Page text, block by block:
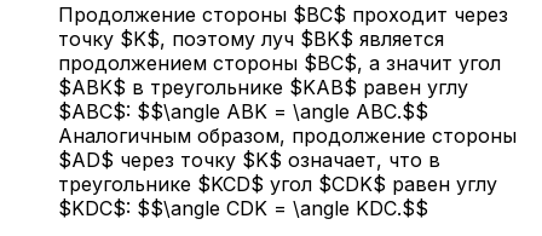
Продолжение стороны $BC$ проходит через
точку $K$, поэтому луч $BK$ является
продолжением стороны $BC$, а значит угол
$ABK$ в треугольнике $KAB$ равен углу
$ABC$: $$\angle ABK = \angle ABC.$$
Аналогичным образом, продолжение стороны
$AD$ через точку $K$ означает, что в
треугольнике $KCD$ угол $CDK$ равен углу
$KDC$: $$\angle CDK = \angle KDC.$$